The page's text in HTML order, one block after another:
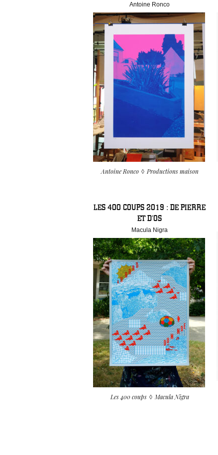
Antoine Ronco
Antoine Ronco Productions maison
LES 400 COUPS 2019 : DE PIERRE
ET D’OS
Macula Nigra
Les 400 coups Macula Nigra